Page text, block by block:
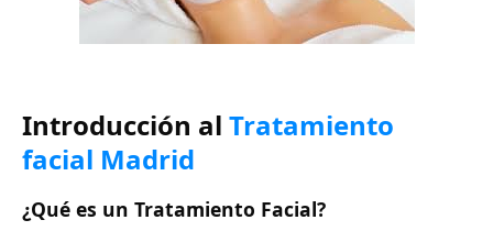
Introducción al Tratamiento
facial Madrid
¿Qué es un Tratamiento Facial?